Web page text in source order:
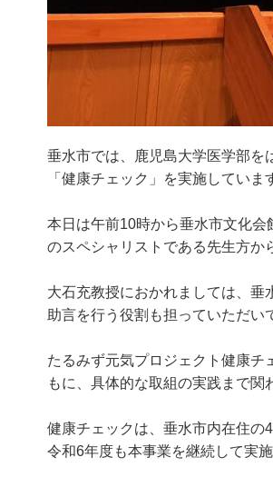
垂水市では、鹿児島大学医学部を
「健康チェック」を実施していま
本日は午前10時から垂水市文化
のスペシャリストである先生方か
大石充教授におかれましては、
助言を行う役割も担っていただい
たるみず元気プロジェクト健康チ
もに、具体的な取組の実践まで関
健康チェックは、垂水市内在住の
令和6年度も本事業を継続して実